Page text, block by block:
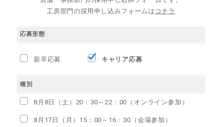
工房部門の採用申し込みフォームは コチラ
応募形態
新卒応募 キャリア応募
種別
8月8日（土）20：30～22：00（オンライン参加）
8月17日（月）15：00～16：30（会場参加）